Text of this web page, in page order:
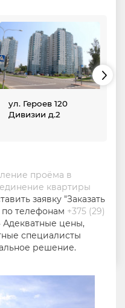
ул. Героев 120
Дивизии д.2
проёма в
квартиры
заявку "Заказать
по телефонам +375 (29)
Адекватные цены,
специалисты
решение.